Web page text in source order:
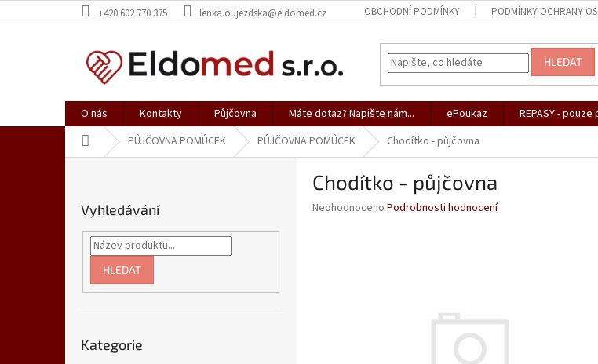
na
+420 602 770 375 lenka.oujezdska@eldomed.cz OBCHODNÍ PODMÍNKY PODMÍNKY OCHRANY
HLEDAT
O nás Kontakty Půjčovna Máte dotaz? Napište nám... ePoukaz REPASY -
Domů PŮJČOVNA POMŮCEK PŮJČOVNA POMŮCEK Chodítko - půjčovna
Vyhledávání
HLEDAT
kategorie
Kategorie
Chodítko - půjčovna
Průměrné
Neohodnoceno Podrobnosti hodnocení